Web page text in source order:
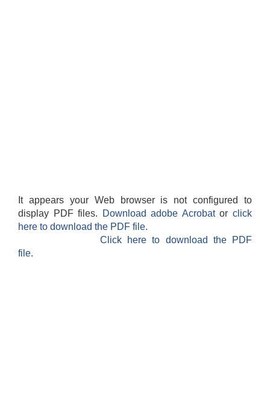
It appears your Web browser is not configured to
display PDF files.
Download adobe Acrobatorclick
here to download the PDF file.
Click here to download the PDF
file.